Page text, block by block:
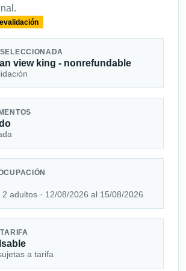
view king - nonrefundable
2 adultos · 12/08/2026 al 15/08/2026
a tarifa